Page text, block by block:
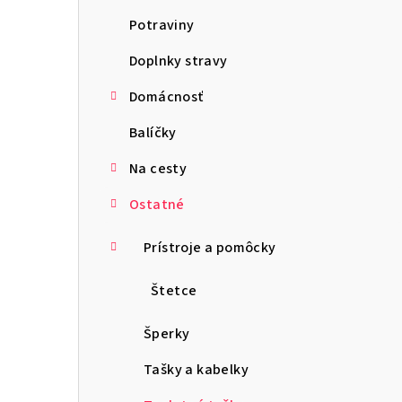
Potraviny
Doplnky stravy
Domácnosť
Balíčky
Na cesty
Ostatné
Prístroje a pomôcky
Štetce
Šperky
Tašky a kabelky